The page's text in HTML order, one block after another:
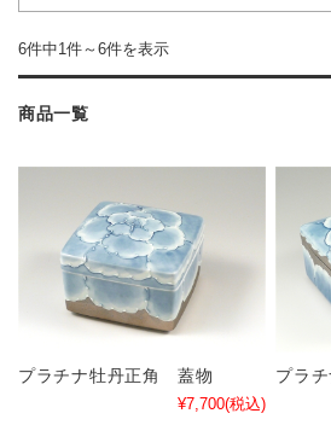
6件中1件～6件を表示
商品一覧
プラチナ牡丹正角 蓋物
¥7,700(税込)
プラ